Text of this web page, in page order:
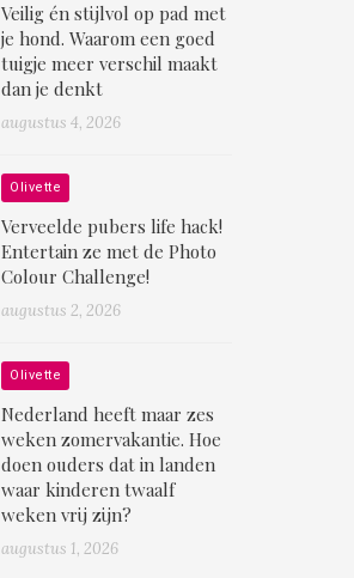
Veilig én stijlvol op pad met
je hond. Waarom een goed
tuigje meer verschil maakt
dan je denkt
augustus 4, 2026
Olivette
Verveelde pubers life hack!
Entertain ze met de Photo
Colour Challenge!
augustus 2, 2026
Olivette
Nederland heeft maar zes
weken zomervakantie. Hoe
doen ouders dat in landen
waar kinderen twaalf
weken vrij zijn?
augustus 1, 2026